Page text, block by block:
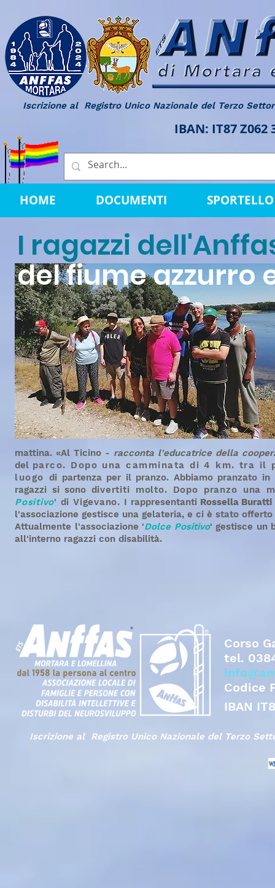
Iscrizione al Registro Unico Nazionale del Terzo
IBAN: IT87
HOME DOCUMENTI
I ragazzi
del fiume azzurro
mattina. «Al Ticino - racconta l'educatrice della
del parco. Dopo una camminata di 4 km. tra
luogodi partenza per il pranzo. Abbiamo pranzato
ragazzi sisono divertiti molto. Dopo pranzo una
Positivo' di Vigevano. I rappresentanti Rossella Buratti
l'associazione gestisce una gelateria, e ci è stato
Attualmente l'associazione 'Dolce Positivo' gestisce un
all'interno ragazzi con disabilità.
Corso
tel.
Codice
IBAN
Iscrizione al Registro Unico Nazionale del Terzo